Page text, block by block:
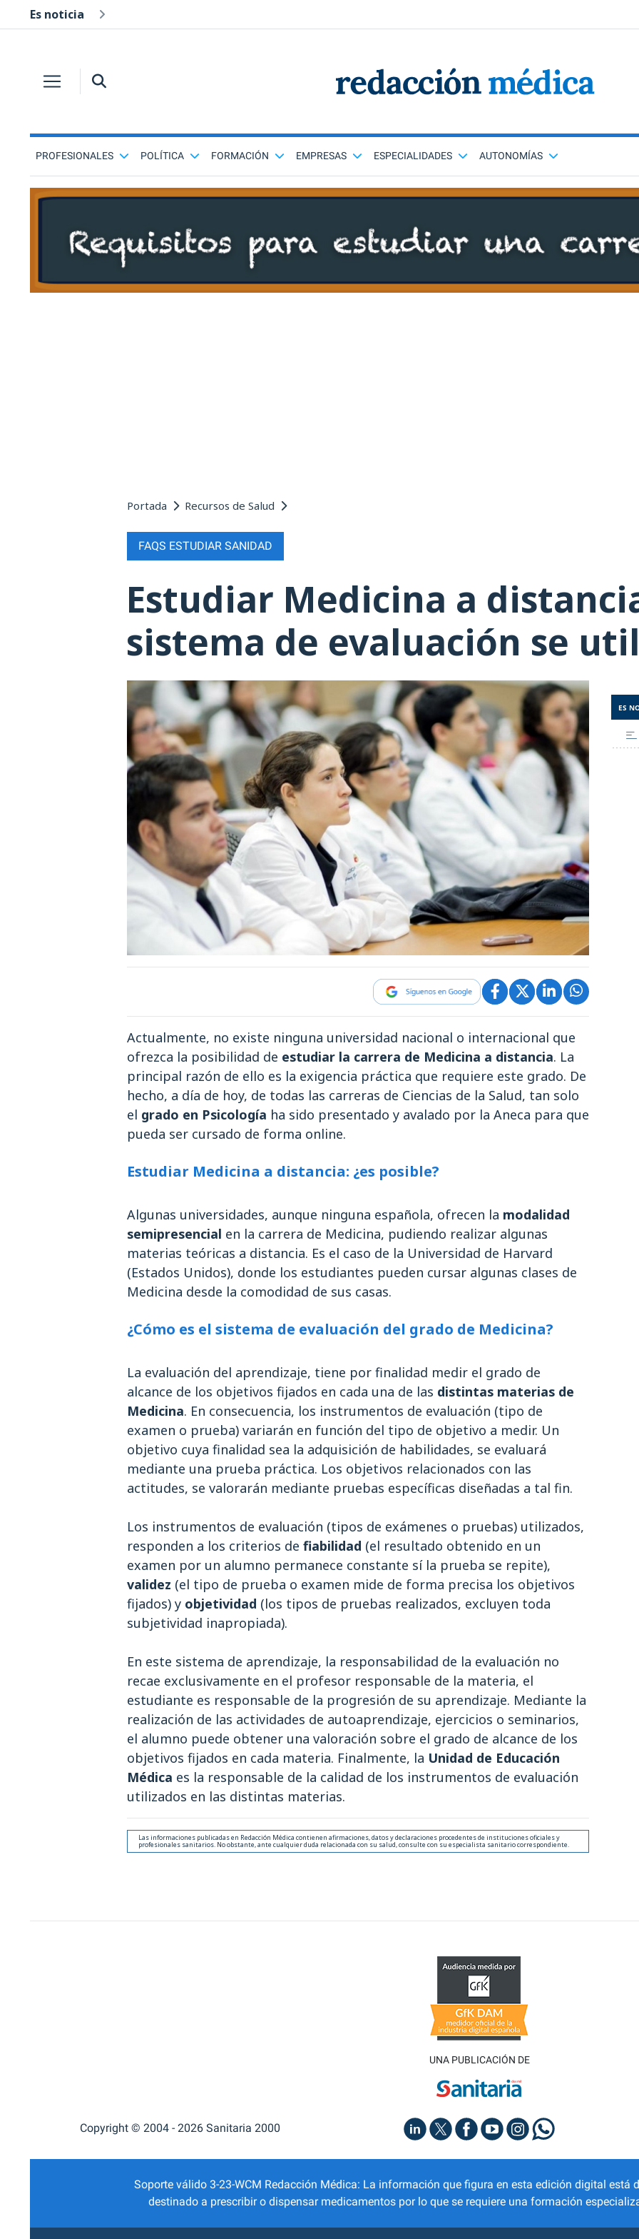
Es noticia
PROFESIONALES POLÍTICA FORMACIÓN EMPRESAS ESPECIALIDADES AUTONOMÍAS
Portada Recursos de Salud
FAQS ESTUDIAR SANIDAD
Estudiar Medicina a
sistema de evaluación se
Actualmente, no existe ninguna universidad nacional o internacional que
ofrezca la posibilidad de estudiar la carrera de Medicina a distancia. La
principal razón de ello es la exigencia práctica que requiere este grado. De
hecho, a día de hoy, de todas las carreras de Ciencias de la Salud, tan solo
el grado en Psicología ha sido presentado y avalado por la Aneca para que
pueda ser cursado de forma online.
Estudiar Medicina a distancia: ¿es posible?
Algunas universidades, aunque ninguna española, ofrecen la modalidad
semipresencial en la carrera de Medicina, pudiendo realizar algunas
materias teóricas a distancia. Es el caso de la Universidad de Harvard
(Estados Unidos), donde los estudiantes pueden cursar algunas clases de
Medicina desde la comodidad de sus casas.
¿Cómo es el sistema de evaluación del grado de Medicina?
La evaluación del aprendizaje, tiene por finalidad medir el grado de
alcance de los objetivos fijados en cada una de las distintas materias de
Medicina. En consecuencia, los instrumentos de evaluación (tipo de
examen o prueba) variarán en función del tipo de objetivo a medir. Un
objetivo cuya finalidad sea la adquisición de habilidades, se evaluará
mediante una prueba práctica. Los objetivos relacionados con las
actitudes, se valorarán mediante pruebas específicas diseñadas a tal fin.
Los instrumentos de evaluación (tipos de exámenes o pruebas) utilizados,
responden a los criterios de fiabilidad (el resultado obtenido en un
examen por un alumno permanece constante sí la prueba se repite),
validez (el tipo de prueba o examen mide de forma precisa los objetivos
fijados) y objetividad (los tipos de pruebas realizados, excluyen toda
subjetividad inapropiada).
En este sistema de aprendizaje, la responsabilidad de la evaluación no
recae exclusivamente en el profesor responsable de la materia, el
estudiante es responsable de la progresión de su aprendizaje. Mediante la
realización de las actividades de autoaprendizaje, ejercicios o seminarios,
el alumno puede obtener una valoración sobre el grado de alcance de los
objetivos fijados en cada materia. Finalmente, la Unidad de Educación
Médica es la responsable de la calidad de los instrumentos de evaluación
utilizados en las distintas materias.
Las informaciones publicadas en Redacción Médica contienen afirmaciones, datos y declaraciones procedentes de instituciones oficiales y
profesionales sanitarios. No obstante, ante cualquier duda relacionada con su salud, consulte con su especialista sanitario correspondiente.
UNA PUBLICACIÓN DE
Copyright © 2004 - 2026 Sanitaria 2000
Soporte válido 3-23-WCM Redacción Médica: La información que figura en esta edición digital
destinado a prescribir o dispensar medicamentos por lo que se requiere una formación